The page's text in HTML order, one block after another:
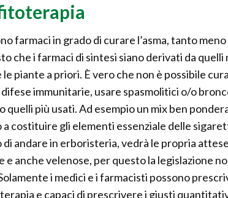
farmaci in grado di curare l’asma, tanto
che i farmaci di sintesi siano derivati da
piante a priori. È vero che non è possibile
immunitarie, usare spasmolitici o/o
quelli più usati. Ad esempio un mix ben
costituire gli elementi essenziale delle
di andare in erboristeria, vedrà le propria
e anche velenose, per questo la legislazione
i medici e i farmacisti possono
e capaci di prescrivere i giusti